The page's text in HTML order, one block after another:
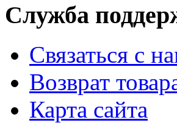
Служба
Связаться с
Возврат
Карта сайта